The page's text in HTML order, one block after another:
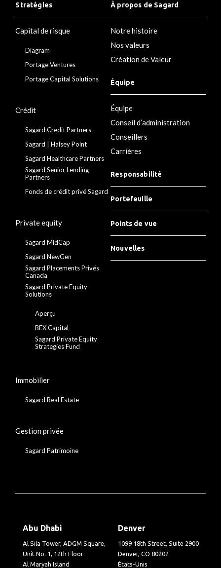
Stratégies
Capital de risque
Diagram
Portage Ventures
Portage Capital Solutions
Crédit
Sagard Credit Partners
Sagard | Halsey Point
Sagard Healthcare Partners
Sagard Senior Lending
Partners
Fonds de crédit privé Sagard
Private equity
Sagard MidCap
Sagard NewGen
Sagard Placements Privés
Canada
Sagard Private Equity
Solutions
Aperçu
BEX Capital
Sagard Private Equity
Strategies Fund
Immobilier
Sagard Real Estate
Gestion privée
Sagard Patrimoine
À propos de Sagard
Notre histoire
Nos valeurs
Création de Valeur
Équipe
Équipe
Conseil d’administration
Conseillers
Carrières
Responsabilité
Portefeuille
Points de vue
Nouvelles
Abu Dhabi
Al Sila Tower, ADGM Square,
Unit No. 1, 12th Floor
Al Maryah Island
Denver
1099 18th Street, Suite 2900
Denver, CO 80202
États-Unis